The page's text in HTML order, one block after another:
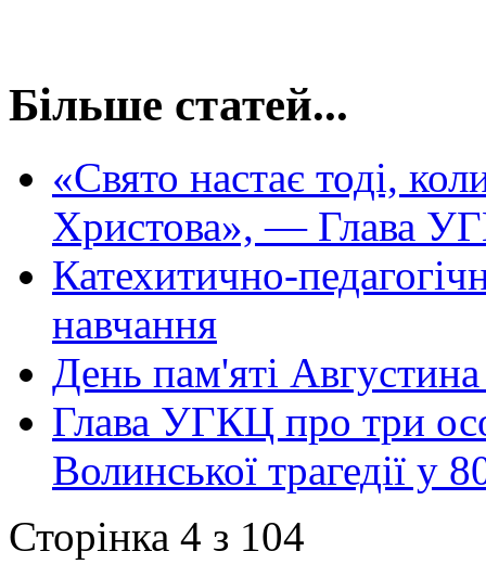
Більше статей...
«Свято настає тоді,
Христова», — Глава
Катехитично-
навчання
День пам'яті
Глава УГКЦ про три
Волинської трагедії у
Сторінка 4 з 104